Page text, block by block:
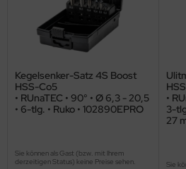
Kegelsenker-Satz 4S Boost
HSS-Co5
• RUnaTEC • 90° • Ø 6,3 - 20,5
• 6-tlg. • Ruko • 102890EPRO
Sie können als Gast (bzw. mit Ihrem
derzeitigen Status) keine Preise sehen.
HSS
•
3-
27
Sie